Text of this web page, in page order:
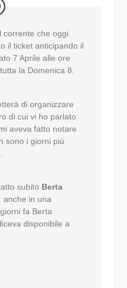
corrente che oggi
il ticket anticipando il
7 Aprile alle ore
la Domenica 8
di organizzare
di cui vi ho parlato
aveva fatto notare
sono i giorni più
subito Berta
: anche in una
fa Berta
disponibile a